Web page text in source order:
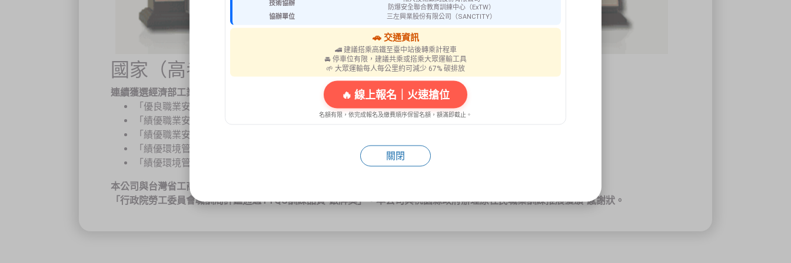
國家（高考）考試及格專業人員為您量身服務
連續獲選經濟部工業局頒發輔導成效優良
「優良職業安全衛生管理輔導機構」
「績優職業安全衛生管理系統示範團隊獎」
「績優職業安全衛生管理系統持續改善團隊獎」
「績優環境管理系統示範團隊獎」
「績優環境管理系統持續改善團隊獎」
本公司與台灣省工商安全衛生協會合作辦理教育訓練
「行政院勞工委員會職訓局評鑑通過TTQS訓練品質-銀牌獎」。本公司與桃園縣政府辦理原住民職業訓練推展獲頒-感謝狀。
技術協辦
防爆安全聯合教育訓練中心（ExTW）
協辦單位
三左興業股份有限公司（SANCTITY）
🚗 交通資訊
🚄 建議搭乘高鐵至臺中站後轉乘計程車
🚘 停車位有限，建議共乘或搭乘大眾運輸工具
🌱 大眾運輸每人每公里約可減少 67% 碳排放
🔥 線上報名｜火速搶位
名額有限，依完成報名及繳費順序保留名額，額滿即截止。
關閉